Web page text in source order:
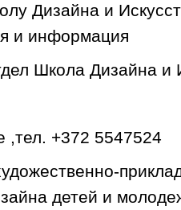
Дизайна и
и информация
Школа Дизайна и
,тел. +372 5547524
детей и